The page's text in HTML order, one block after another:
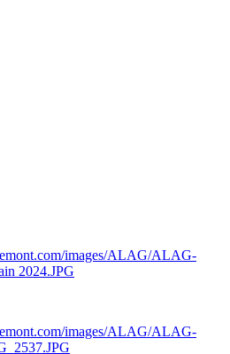
images/ALAG/ALAG-
2024.JPG
images/ALAG/ALAG-